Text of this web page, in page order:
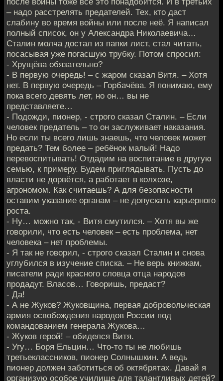
– надо расстрелять предателей. Тех, кто даст
слабину во время войны или после неё. Я написал
полный список, он у Александра Николаевича…
Сталин молча достал из папки лист, стал читать,
посасывая уже погасшую трубку. Потом спросил:
- Хрущёва обязательно?
- В первую очередь! – с жаром сказал Витя. – Хотя
нет. В первую очередь – Горбачёва. Я понимаю, ему
пока всего девять лет, но он… вы не
представляете…
- Подожди, пионер, - строго сказал Сталин. – Если
человек предатель – то он заслуживает наказания.
Но если ты всего лишь знаешь, что человек может
предать? Тем более – ребёнок малый! Надо
перевоспитывать! Отдадим на воспитание в другую
семью, к примеру. Будем приглядывать. Пусть до
власти не дорвётся, а работает в колхозе,
агрономом. Как считаешь? А для безопасности
оставим указание органам – не допускать карьерного
роста.
- Ну… можно так, - Витя смутился. – Хотя вы же
говорили, что есть человек – есть проблема, нет
человека – нет проблемы.
- Я так не говорил, - строго сказал Сталин и снова
углубился в изучение списка. – Не верь книжкам,
писатели ради красного словца отца народов
продадут. Власов… Говоришь, предаст?
- Да!
- А не Жуков? Жуковщина, первая добровольческая
армия освобождения народов России под
командованием генерала Жукова…
- Жуков герой! – обиделся Витя.
- Угу… Боря Ельцин… Что-то ты не любишь
третьеклассников, пионер Солнышкин. А ведь
пионер должен заботиться об октябрятах. Давай я
организую особое училище для талантливых детей?